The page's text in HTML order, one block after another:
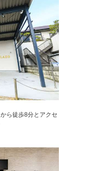
ら徒歩8分とアクセ